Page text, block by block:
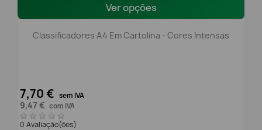
Ver opções
Classificadores A4 Em Cartolina - Cores Intensas
7,70 € sem IVA
9,47 € com IVA
0 Avaliação(ões)